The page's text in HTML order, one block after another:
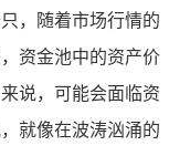
，随着市场行情的
资金池中的资产价
说，可能会面临资
就像在波涛汹涌的